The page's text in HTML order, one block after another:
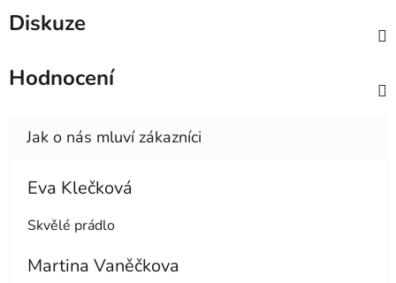
Diskuze
Hodnocení
Eva Klečková
Skvělé prádlo
Martina Vaněčkova